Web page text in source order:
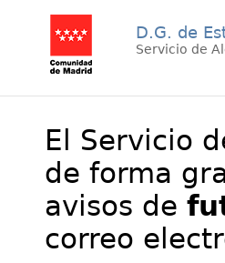
D.G. de
Servicio de
El Servicio
de forma
avisos de
correo